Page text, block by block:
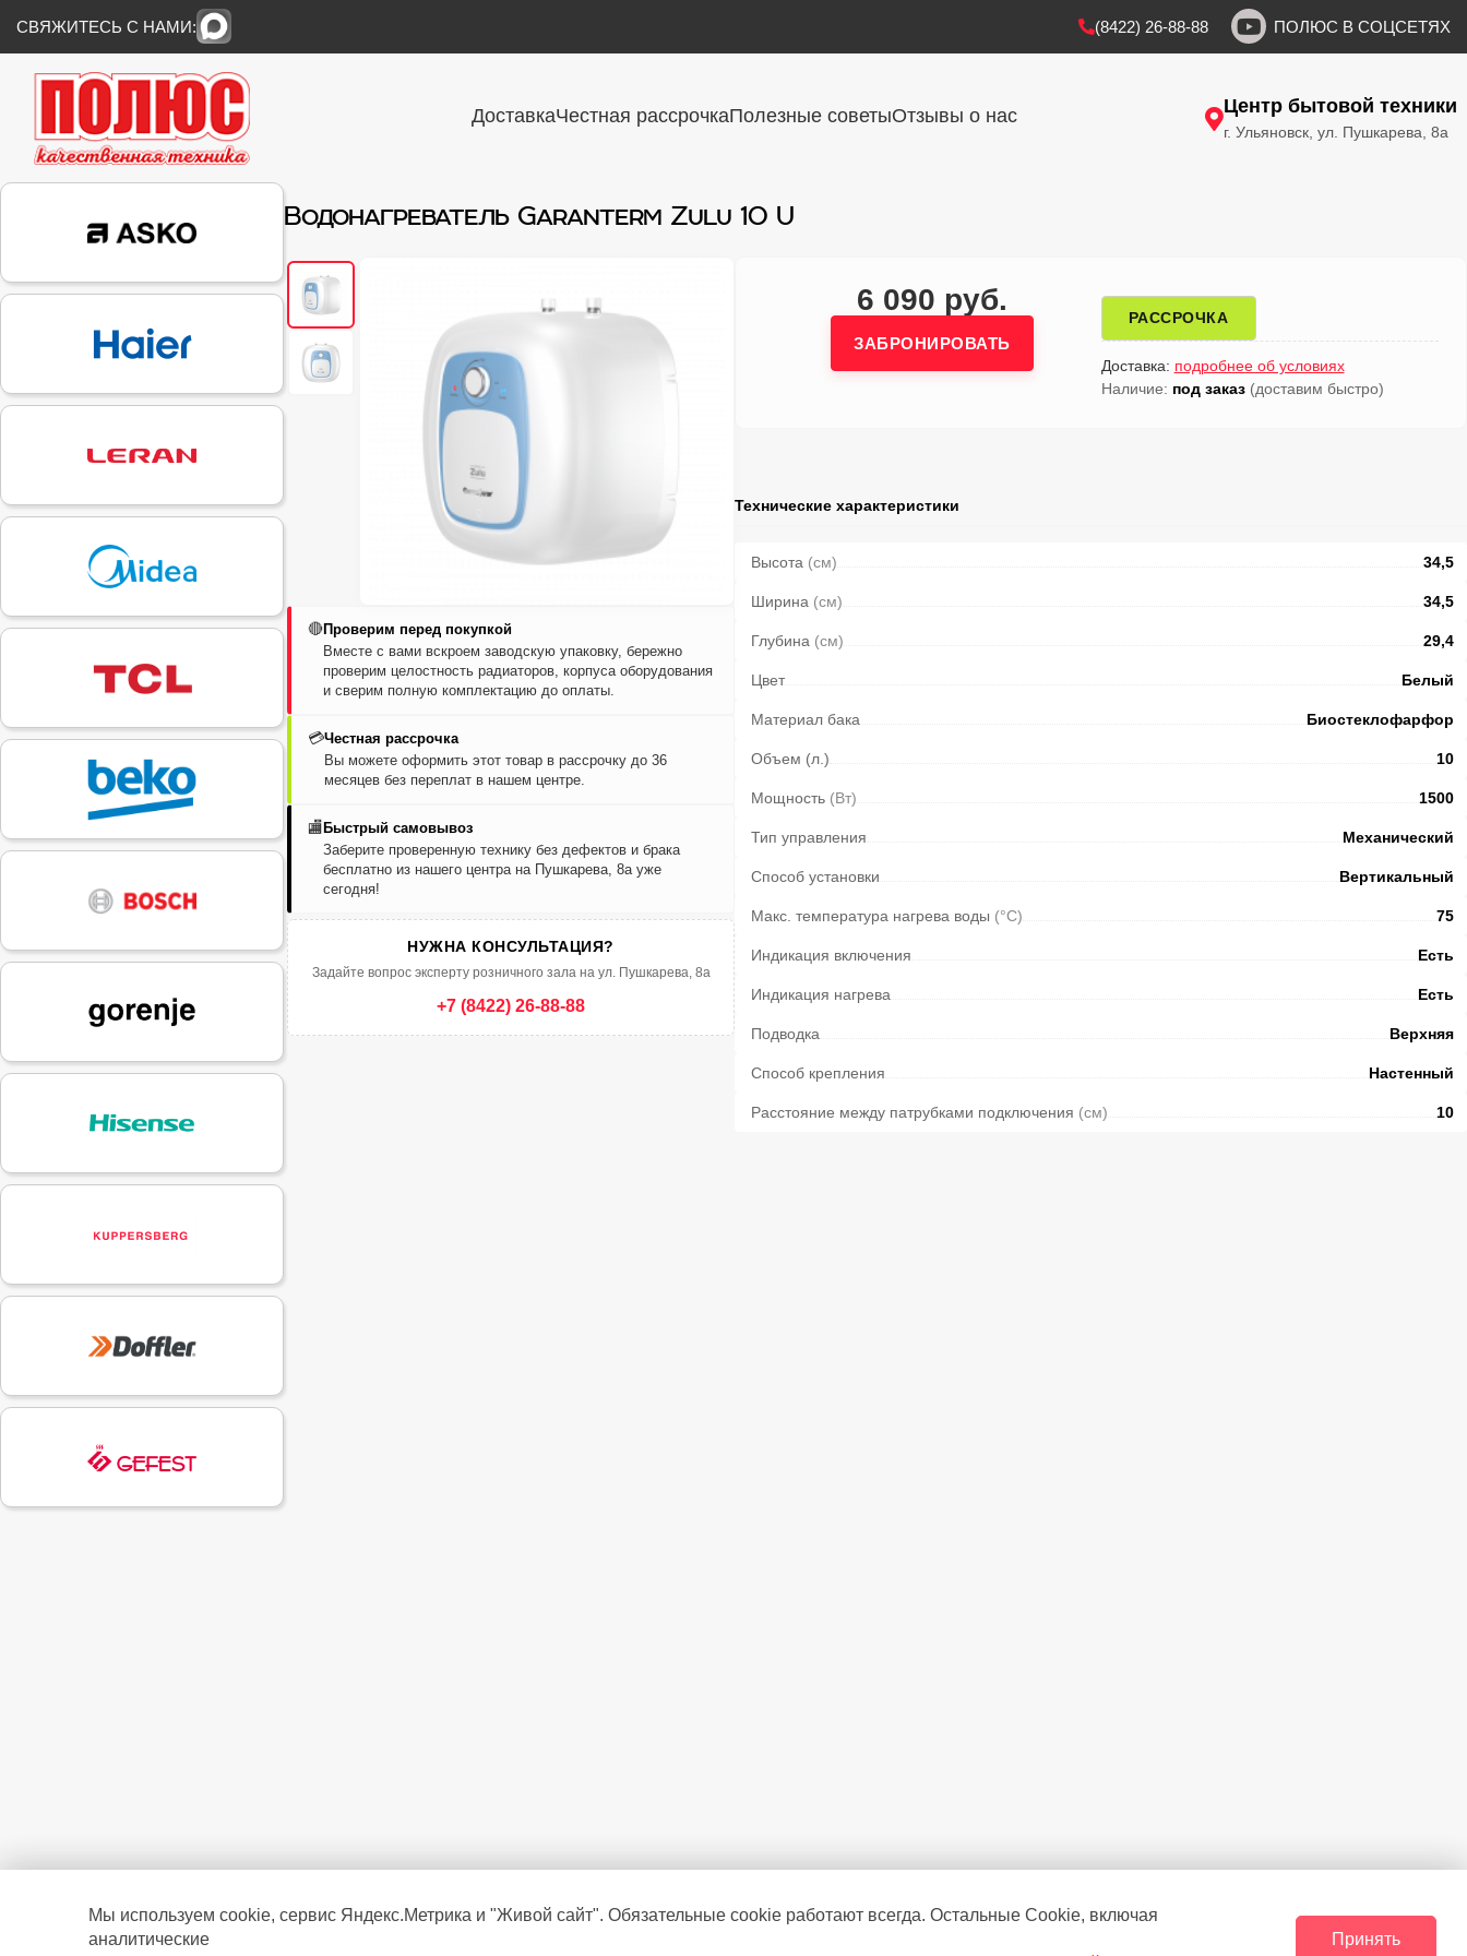
СВЯЖИТЕСЬ С НАМИ: (8422) 26-88-88 ПОЛЮС В СОЦСЕТЯХ
ДоставкаЧестная рассрочкаПолезные советыОтзывы о нас Центр бытовой техники
г. Ульяновск, ул. Пушкарева, 8а
Водонагреватель Garanterm Zulu 10 U
🔴Проверим перед покупкой
Вместе с вами вскроем заводскую упаковку, бережно
проверим целостность радиаторов, корпуса оборудования
и сверим полную комплектацию до оплаты.
💳Честная рассрочка
Вы можете оформить этот товар в рассрочку до 36
месяцев без переплат в нашем центре.
🏬 Быстрый самовывоз
Заберите проверенную технику без дефектов и брака
бесплатно из нашего центра на Пушкарева, 8а уже
сегодня!
НУЖНА КОНСУЛЬТАЦИЯ?
Задайте вопрос эксперту розничного зала на ул. Пушкарева, 8а
+7 (8422) 26-88-88
6 090 руб.
ЗАБРОНИРОВАТЬ
РАССРОЧКА
Доставка: подробнее об условиях
Наличие: под заказ(доставим быстро)
Технические характеристики
Высота (см) 34,5
Ширина (см) 34,5
Глубина (см) 29,4
Цвет Белый
Материал бака Биостеклофарфор
Объем (л.) 10
Мощность (Вт) 1500
Тип управления Механический
Способ установки Вертикальный
Макс. температура нагрева воды (°С) 75
Индикация включения Есть
Индикация нагрева Есть
Подводка Верхняя
Способ крепления Настенный
Расстояние между патрубками подключения (см) 10
Мы используем cookie, сервис Яндекс.Метрика и "Живой сайт". Обязательные cookie работают всегда. Остальные Сookie, включая
аналитические
Принять